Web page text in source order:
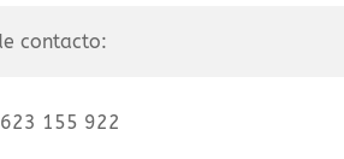
contacto:
155 922